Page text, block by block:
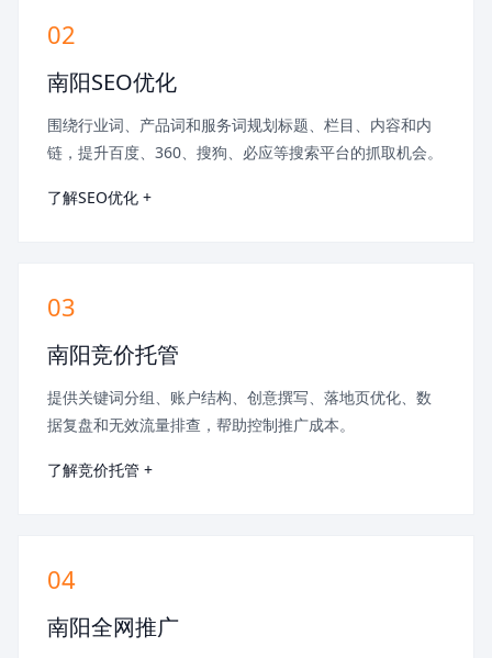
02
南阳SEO优化
围绕行业词、产品词和服务词规划标题、栏目、内容和内
链，提升百度、360、搜狗、必应等搜索平台的抓取机会。
了解SEO优化 +
03
南阳竞价托管
提供关键词分组、账户结构、创意撰写、落地页优化、数
据复盘和无效流量排查，帮助控制推广成本。
了解竞价托管 +
04
南阳全网推广